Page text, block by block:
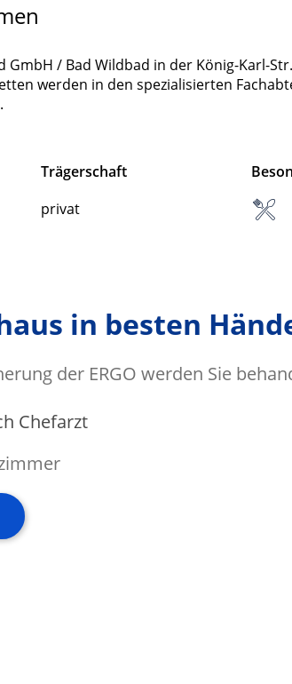
GmbH / Bad Wildbad in der König-Karl-
werden in den spezialisierten
Trägerschaft
privat
in besten
der ERGO werden Sie
Chefarzt